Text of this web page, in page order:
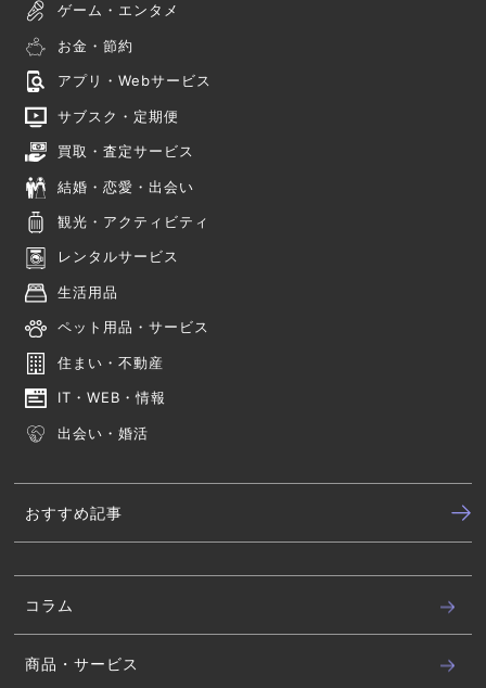
ゲーム・エンタメ
お金・節約
アプリ・Webサービス
サブスク・定期便
買取・査定サービス
結婚・恋愛・出会い
観光・アクティビティ
レンタルサービス
生活用品
ペット用品・サービス
住まい・不動産
IT・WEB・情報
出会い・婚活
おすすめ記事
コラム
商品・サービス